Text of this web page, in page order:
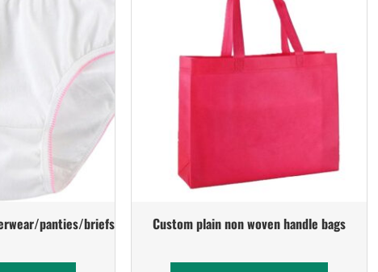
panties/briefs Custom plain non woven handle bags